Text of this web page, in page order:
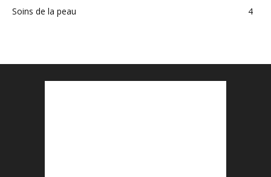
Soins de la peau
4